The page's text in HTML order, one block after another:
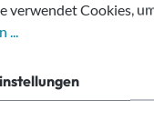
braun 100ml
verwendet Cookies,